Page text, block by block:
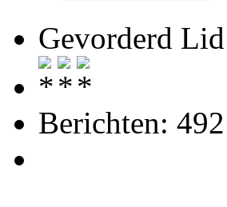
Gevorderd Lid
Berichten: 492